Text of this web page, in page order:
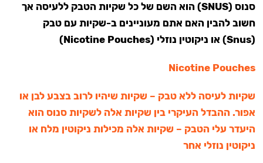
סנוס (SNUS) הוא השם של כל שקיות הטבק ללעיסה אך
חשוב להבין האם אתם מעוניינים ב-שקיות עם טבק
(Snus) או ניקוטין נוזלי (Nicotine Pouches)
Nicotine Pouches
שקיות לעיסה ללא טבק – שקיות שיהיו לרוב בצבע לבן או
אפור. ההבדל העיקרי בין שקיות אלה לשקיות סנוס הוא
היעדר עלי הטבק – שקיות אלה מכילות ניקוטין מלח או
ניקוטין נוזלי אחר